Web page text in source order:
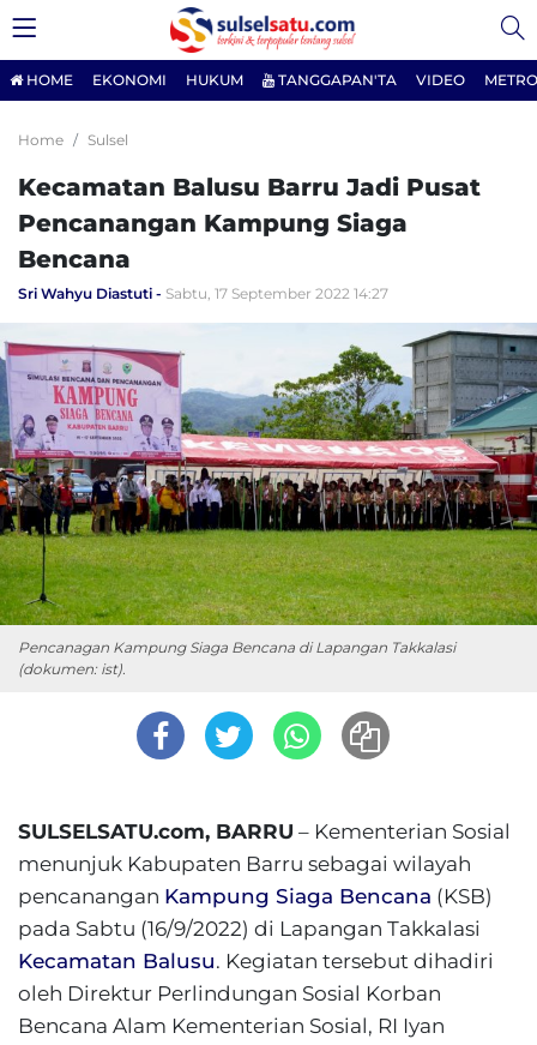
HOME EKONOMI HUKUM TANGGAPAN'TA VIDEO
Home Sulsel
Kecamatan Balusu Barru Jadi Pusat
Pencanangan Kampung Siaga
Bencana
Sri Wahyu Diastuti Sabtu, 17 September 2022 14:27
Pencanagan Kampung Siaga Bencana di Lapangan Takkalasi
(dokumen: ist).
SULSELSATU.com, BARRU – Kementerian Sosial
menunjuk Kabupaten Barru sebagai wilayah
pencanangan Kampung Siaga Bencana (KSB)
pada Sabtu (16/9/2022) di Lapangan Takkalasi
Kecamatan Balusu. Kegiatan tersebut dihadiri
oleh Direktur Perlindungan Sosial Korban
Bencana Alam Kementerian Sosial, RI Iyan